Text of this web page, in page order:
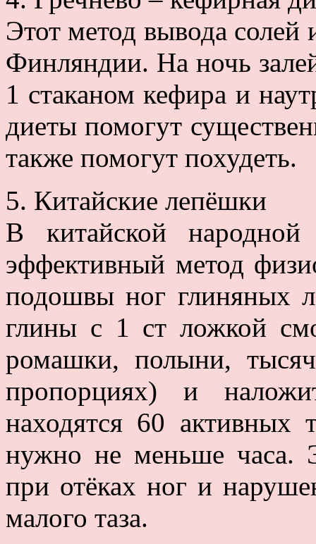
Этот метод вывода солей
Финляндии. На ночь
1 стаканом кефира и
диеты помогут
также помогут похудеть.
5. Китайские лепёшки
В китайской народной
эффективный метод
подошвы ног глиняных
глины с 1 ст ложкой
ромашки, полыни,
пропорциях) и
находятся 60 активных
нужно не меньше часа.
при отёках ног и
малого таза.